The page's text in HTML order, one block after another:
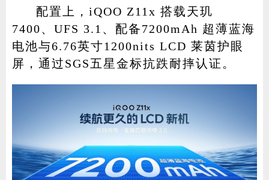
配置上，iQOO Z11x 搭载天玑
7400、UFS 3.1、配备7200mAh 超薄蓝海
电池与6.76英寸1200nits LCD 莱茵护眼
屏，通过SGS五星金标抗跌耐摔认证。